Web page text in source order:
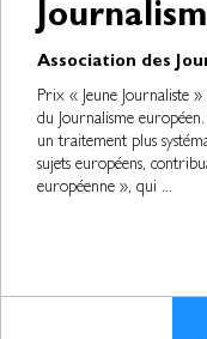
Association des
Prix « Jeune Journaliste
du Journalisme
un traitement plus
sujets européens,
européenne », qui ...